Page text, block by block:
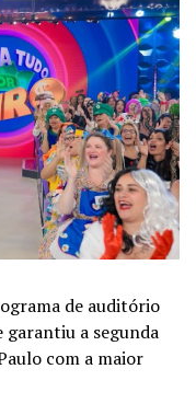
de auditório
garantiu a segunda
com a maior